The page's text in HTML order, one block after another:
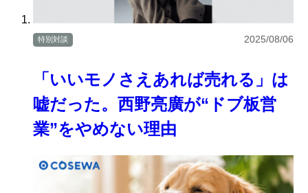
「いいモノさえあれば売れる」は
嘘だった。西野亮廣が“ドブ板営
業”をやめない理由
特別対談 2025/08/06